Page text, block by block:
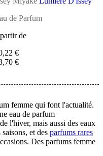
de Parfum
de
€
€
femme qui font l'actualité.
eau de parfum
l'hiver, mais aussi des eaux
et des parfums rares
Des parfums femme